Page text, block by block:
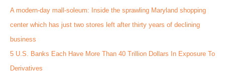
A modern-day mall-soleum: Inside the sprawling Maryland shopping
center which has just two stores left after thirty years of declining
business
5 U.S. Banks Each Have More Than 40 Trillion Dollars In Exposure To
Derivatives